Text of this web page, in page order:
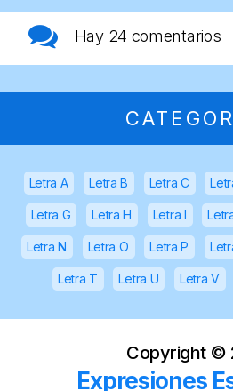
Hay 24 comentarios
Letra A Letra B Letra C
Letra G Letra H Letra I
Letra N Letra O Letra P
Letra T Letra U Letra V
Copyright ©
Expresiones